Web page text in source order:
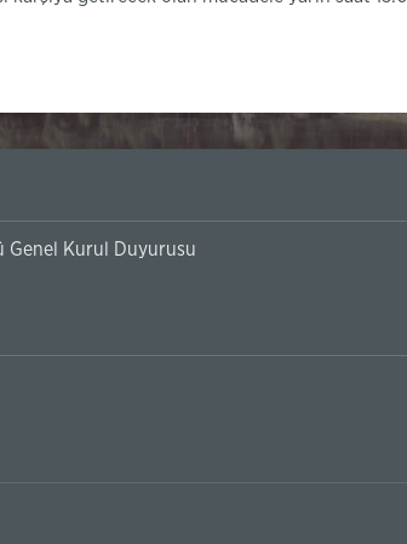
Genel Kurul Duyurusu